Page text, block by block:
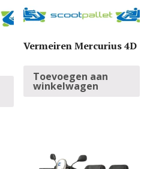
Vermeiren Mercurius 4D
Toevoegen aan
winkelwagen